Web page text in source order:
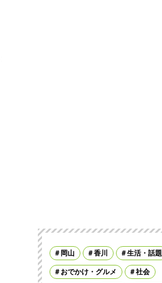
岡山 香川 生活・話題
おでかけ・グルメ 社会